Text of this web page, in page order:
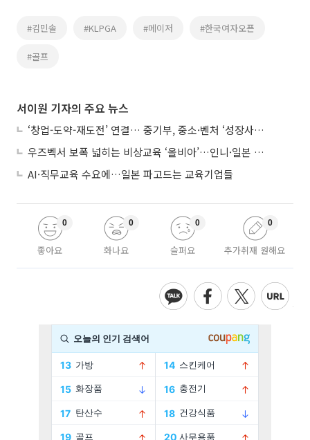
#김민솔 #KLPGA #메이저 #한국여자오픈
#골프
서이원 기자의 주요 뉴스
‘창업-도약-재도전’ 연결… 중기부, 중소·벤처 ‘성장사다리’ 짓는다
우즈벡서 보폭 넓히는 비상교육 ‘올비아’…인니·일본 진출 타진
AI·직무교육 수요에…일본 파고드는 교육기업들
좋아요
0
화나요
0
슬퍼요
0
추가취재 원해요
0